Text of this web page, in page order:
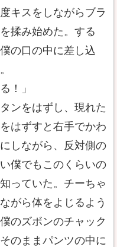
キスをしながらブラ
揉み始めた。する
の口の中に差し込
！」
ンをはずし、現れた
はずすと右手でかわ
しながら、反対側の
僕でもこのくらいの
っていた。チーちゃ
がら体をよじるよう
のズボンのチャック
のままパンツの中に